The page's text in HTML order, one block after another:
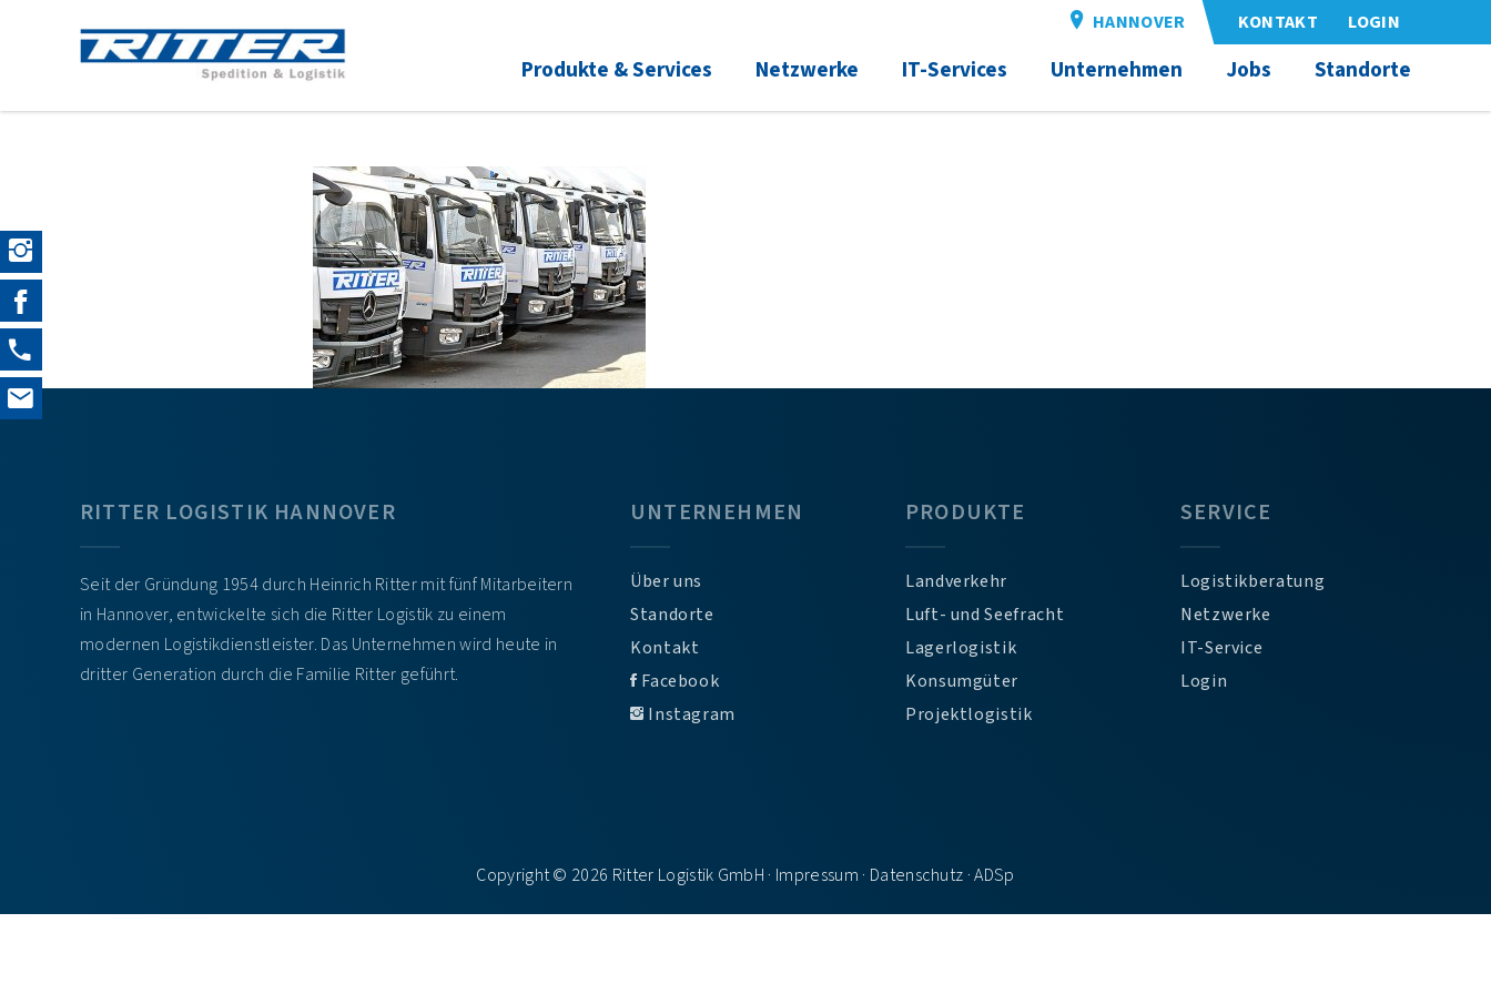
HANNOVER KONTAKT LOGIN
Produkte & Services Netzwerke IT-Services Unternehmen Jobs Standorte
RITTER LOGISTIK HANNOVER
Seit der Gründung 1954 durch Heinrich Ritter mit fünf Mitarbeitern
in Hannover, entwickelte sich die Ritter Logistik zu einem
modernen Logistikdienstleister. Das Unternehmen wird heute in
dritter Generation durch die Familie Ritter geführt.
UNTERNEHMEN
Über uns
Standorte
Kontakt
Facebook
Instagram
PRODUKTE
Landverkehr
Luft- und Seefracht
Lagerlogistik
Konsumgüter
Projektlogistik
SERVICE
Logistikberatung
Netzwerke
IT-Service
Login
Copyright © 2026 Ritter Logistik GmbH · Impressum · Datenschutz ·ADSp